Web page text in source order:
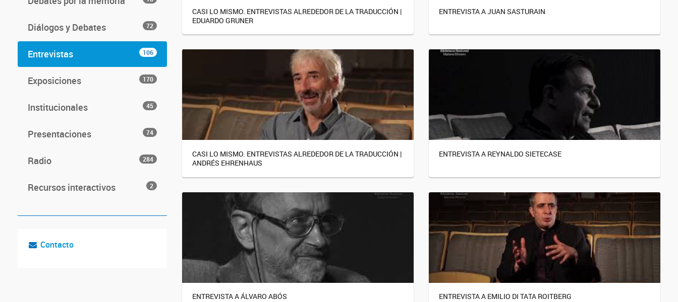
Diálogos y Debates 72
Entrevistas 106
Exposiciones 170
Institucionales 45
Presentaciones 74
Radio 284
Recursos interactivos 2
Contacto
CASI LO MISMO. ENTREVISTAS ALREDEDOR DE LA TRADUCCIÓN |
EDUARDO GRUNER
ENTREVISTA A JUAN SASTURAIN
CASI LO MISMO. ENTREVISTAS ALREDEDOR DE LA TRADUCCIÓN |
ANDRÉS EHRENHAUS
ENTREVISTA A REYNALDO SIETECASE
ENTREVISTA A ÁLVARO ABÓS ENTREVISTA A EMILIO DI TATA ROITBERG